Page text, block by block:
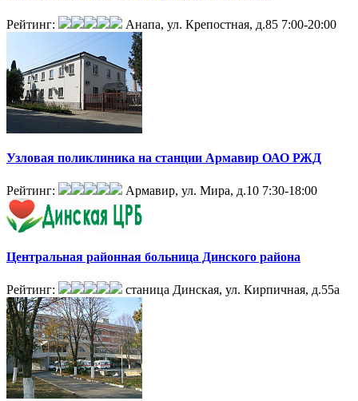
Рейтинг: Анапа, ул. Крепостная, д.85 7:00-20:00
Узловая поликлиника на станции Армавир ОАО РЖД
Рейтинг: Армавир, ул. Мира, д.10 7:30-18:00
Центральная районная больница Динского района
Рейтинг: станица Динская, ул. Кирпичная, д.55а